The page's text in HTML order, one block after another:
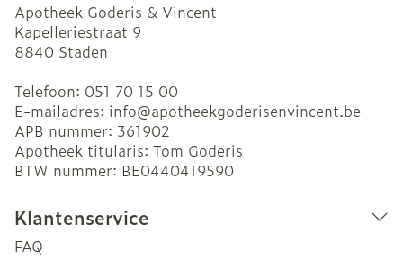
Apotheek Goderis & Vincent
Kapelleriestraat 9
8840 Staden
Telefoon: 051 70 15 00
E-mailadres: info@apotheekgoderisenvincent.be
APB nummer: 361902
Apotheek titularis: Tom Goderis
BTW nummer: BE0440419590
Klantenservice
FAQ